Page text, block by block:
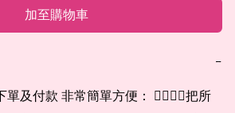
加至購物車
−
及付款 非常簡單方便： 👉🏻👉🏻把所